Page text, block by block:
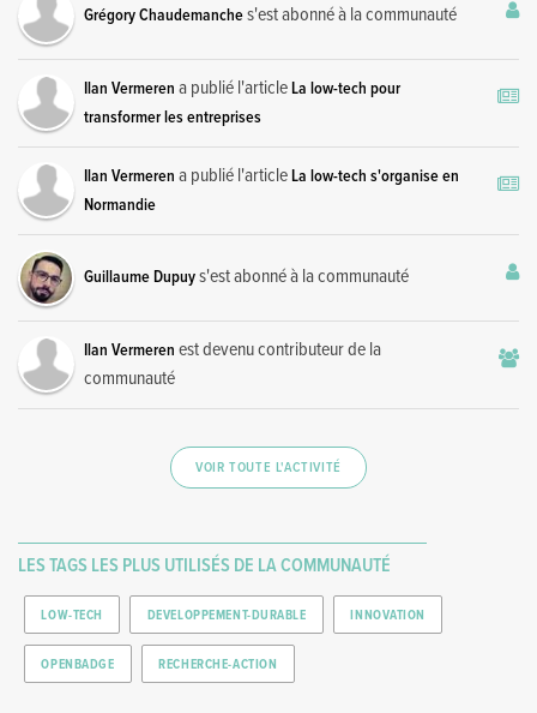
Grégory Chaudemanches'est abonné à la communauté
Ilan Vermeren a publié l'articleLa low-tech pour
transformer les entreprises
Ilan Vermeren a publié l'articleLa low-tech s'organise en
Normandie
Guillaume Dupuys'est abonné à la communauté
Ilan Vermeren est devenu contributeur de la
communauté
VOIR TOUTE L'ACTIVITÉ
LES TAGS LES PLUS UTILISÉS DE LA COMMUNAUTÉ
LOW-TECH DEVELOPPEMENT-DURABLE INNOVATION
OPENBADGE RECHERCHE-ACTION